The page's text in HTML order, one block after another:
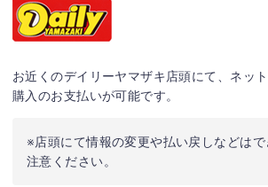
お近くのデイリーヤマザキ店頭にて、ネッ
購入のお支払いが可能です。
※店頭にて情報の変更や払い戻しなどは
注意ください。